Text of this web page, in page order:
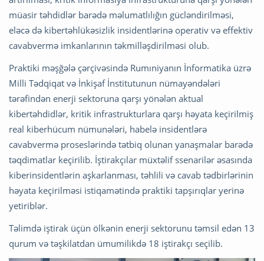
müasir təhdidlər barədə məlumatlılığın gücləndirilməsi,
eləcə də kibertəhlükəsizlik insidentlərinə operativ və effektiv
cavabvermə imkanlarının təkmilləşdirilməsi olub.
Praktiki məşğələ çərçivəsində Rumıniyanın İnformatika üzrə
Milli Tədqiqat və İnkişaf İnstitutunun nümayəndələri
tərəfindən enerji sektoruna qarşı yönələn aktual
kibertəhdidlər, kritik infrastrukturlara qarşı həyata keçirilmiş
real kiberhücum nümunələri, habelə insidentlərə
cavabvermə proseslərində tətbiq olunan yanaşmalar barədə
təqdimatlar keçirilib. İştirakçılar müxtəlif ssenarilər əsasında
kiberinsidentlərin aşkarlanması, təhlili və cavab tədbirlərinin
həyata keçirilməsi istiqamətində praktiki tapşırıqlar yerinə
yetiriblər.
Təlimdə iştirak üçün ölkənin enerji sektorunu təmsil edən 13
qurum və təşkilatdan ümumilikdə 18 iştirakçı seçilib.